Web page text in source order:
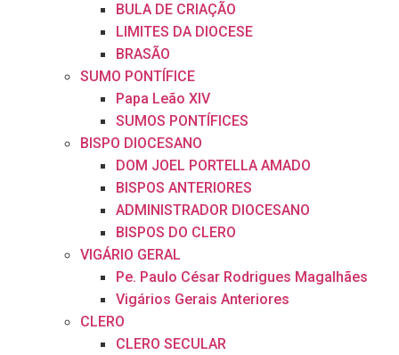
BULA DE CRIAÇÃO
LIMITES DA DIOCESE
BRASÃO
SUMO PONTÍFICE
Papa Leão XIV
SUMOS PONTÍFICES
BISPO DIOCESANO
DOM JOEL PORTELLA AMADO
BISPOS ANTERIORES
ADMINISTRADOR DIOCESANO
BISPOS DO CLERO
VIGÁRIO GERAL
Pe. Paulo César Rodrigues Magalhães
Vigários Gerais Anteriores
CLERO
CLERO SECULAR